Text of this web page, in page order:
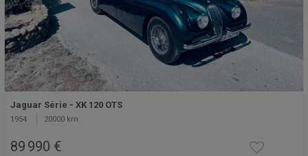
Jaguar Série - XK 120 OTS
1954 20000 km
89 990 €